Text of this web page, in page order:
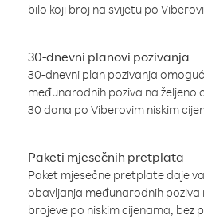
bilo koji broj na svijetu po
30-dnevni planovi pozivanja
30-dnevni plan pozivanja
međunarodnih poziva na
30 dana po Viberovim niskim
Paketi mjesečnih pretplata
Paket mjesečne pretplate daje
obavljanja međunarodnih poziva
brojeve po niskim cijenama, bez